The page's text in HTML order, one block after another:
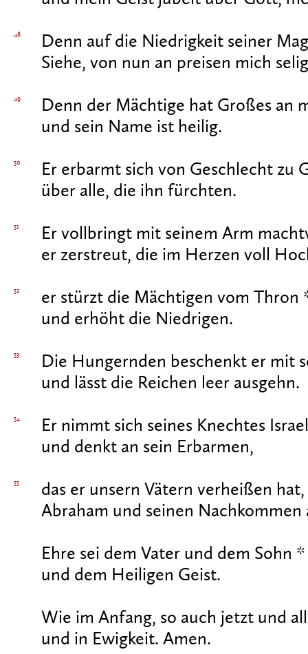
48
Denn auf die Niedrigkeit seiner
Siehe, von nun an preisen mich
49
Denn der Mächtige hat Großes an
und sein Name ist heilig.
50
Er erbarmt sich von Geschlecht zu
über alle, die ihn fürchten.
51
Er vollbringt mit seinem Arm
er zerstreut, die im Herzen voll
52
er stürzt die Mächtigen vom Thron
und erhöht die Niedrigen.
53
Die Hungernden beschenkt er mit
und lässt die Reichen leer ausgehn.
54
Er nimmt sich seines Knechtes
und denkt an sein Erbarmen,
55
das er unsern Vätern verheißen
Abraham und seinen Nachkommen
Ehre sei dem Vater und dem Sohn *
und dem Heiligen Geist.
Wie im Anfang, so auch jetzt und
und in Ewigkeit. Amen.